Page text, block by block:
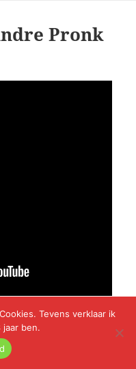
Pronk
Tevens verklaar ik
jaar ben.